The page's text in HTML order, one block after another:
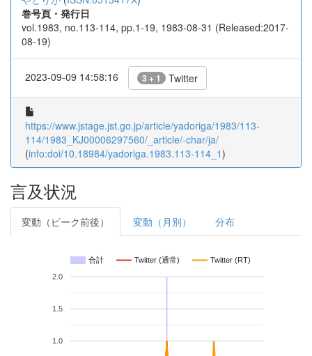
巻号頁・発行日
vol.1983, no.113-114, pp.1-19, 1983-08-31 (Released:2017-
08-19)
2023-09-09 14:58:16 3 + 1 Twitter
https://www.jstage.jst.go.jp/article/yadoriga/1983/113-
114/1983_KJ00006297560/_article/-char/ja/
(info:doi/10.18984/yadoriga.1983.113-114_1)
言及状況
変動（ピーク前後） 変動（月別） 分布
合計 Twitter (通常) Twitter (RT)
1.0
1.5
2.0